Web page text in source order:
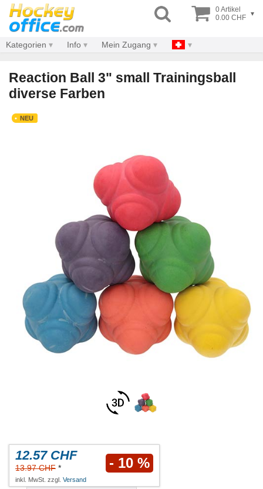
0 Artikel
0.00 CHF ▾
Kategorien Info Mein Zugang
Reaction Ball 3" small Trainingsball
diverse Farben
NEU
12.57 CHF
13.97 CHF * - 10 %
inkl. MwSt. zzgl. Versand